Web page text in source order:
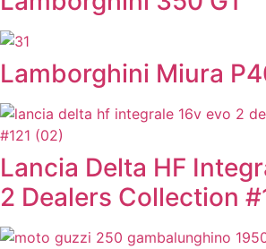
Lamborghini Miura
Lancia Delta HF
2 Dealers Collection